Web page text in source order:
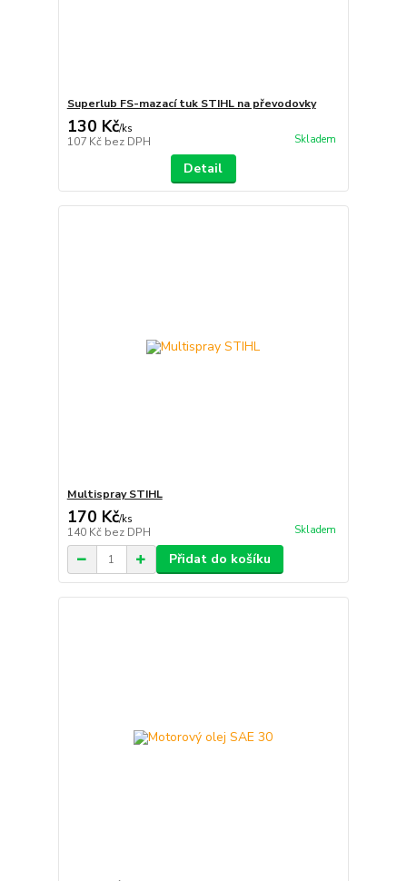
Superlub FS-mazací tuk STIHL na převodovky
130 Kč/ks
107 Kč bez DPH Skladem
Detail
Multispray STIHL
170 Kč/ks
140 Kč bez DPH Skladem
Přidat do košíku